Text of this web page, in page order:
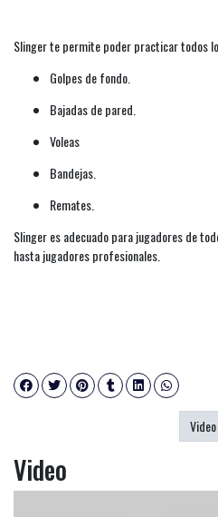
Slinger te permite poder practicar todos
Golpes de fondo.
Bajadas de pared.
Voleas
Bandejas.
Remates.
Slinger es adecuado para jugadores de
hasta jugadores profesionales.
Video
Video